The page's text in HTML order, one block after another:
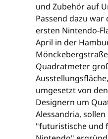
und Zubehör auf
Passend dazu
ersten Nintendo-
April in der
Quadratmeter
umgesetzt von
Designern um
Alessandria,
"futuristische und